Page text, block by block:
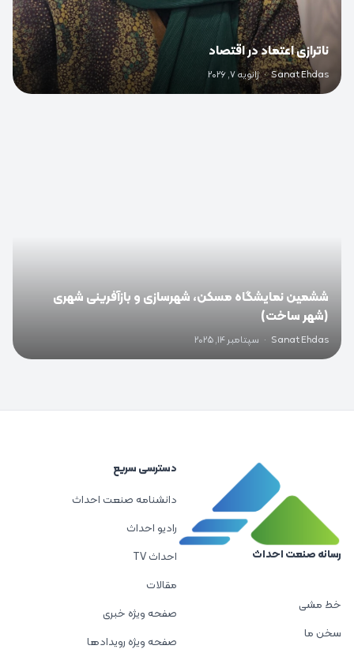
ناترازی اعتماد در اقتصاد
Sanat Ehdas
· ژانویه 7, 2026
ششمین نمایشگاه مسکن، شهرسازی و بازآفرینی شهری
(شهر ساخت)
Sanat Ehdas
· سپتامبر 14, 2025
رسانه صنعت احداث
خط مشی
سخن ما
دسترسی سریع
دانشنامه صنعت احداث
رادیو احداث
احداث TV
مقالات
صفحه ویژه خبری
صفحه ویژه رویدادها